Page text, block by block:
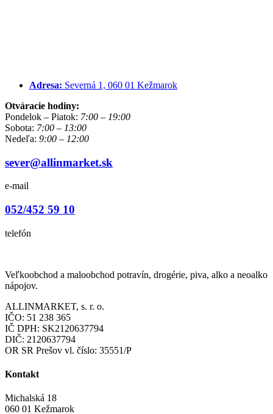
Adresa: Severná 1, 060 01 Kežmarok
Otváracie hodiny:
Pondelok – Piatok: 7:00 – 19:00
Sobota: 7:00 – 13:00
Nedeľa: 9:00 – 12:00
sever@allinmarket.sk
e-mail
052/452 59 10
telefón
Veľkoobchod a maloobchod potravín, drogérie, piva, alko a neoalko
nápojov.
ALLINMARKET, s. r. o.
IČO: 51 238 365
IČ DPH: SK2120637794
DIČ: 2120637794
OR SR Prešov vl. číslo: 35551/P
Kontakt
Michalská 18
060 01 Kežmarok